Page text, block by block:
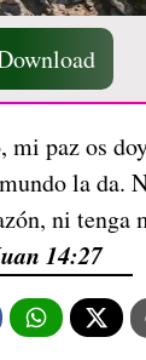
mi paz os
la da.
ni tenga
14:27